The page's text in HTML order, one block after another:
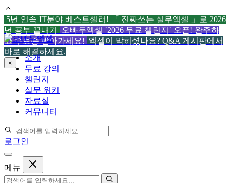
5년 연속 IT분야 베스트셀러! 「 진짜쓰는 실무엑셀 」로 2026
년 공부 끝내기
오빠두엑셀 `2026 무료 챌린지` 오픈! 완주하
고 수료증 받아가세요! 엑셀이 막히셨나요? Q&A 게시판에서
바로 해결하세요.
×
컨
텐
츠
로
소개
무료 강의
챌린지
실무 위키
자료실
커뮤니티
로그인
메뉴